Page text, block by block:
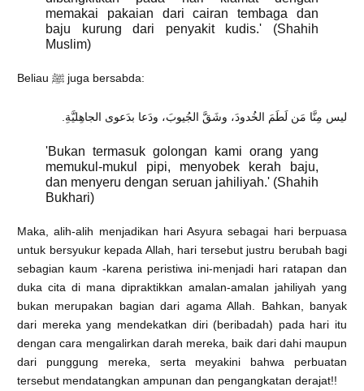
memakai pakaian dari cairan tembaga dan
baju kurung dari penyakit kudis.' (Shahih
Muslim)
Beliau ﷺ juga bersabda:
ليس مِنَّا مَن لَطَمَ الخُدودَ، وشَقَّ الجُيوبَ، ودَعا بدَعوى الجاهِليَّةِ.
'Bukan termasuk golongan kami orang yang
memukul-mukul pipi, menyobek kerah baju,
dan menyeru dengan seruan jahiliyah.' (Shahih
Bukhari)
Maka, alih-alih menjadikan hari Asyura sebagai hari berpuasa
untuk bersyukur kepada Allah, hari tersebut justru berubah bagi
sebagian kaum -karena peristiwa ini-menjadi hari ratapan dan
duka cita di mana dipraktikkan amalan-amalan jahiliyah yang
bukan merupakan bagian dari agama Allah. Bahkan, banyak
dari mereka yang mendekatkan diri (beribadah) pada hari itu
dengan cara mengalirkan darah mereka, baik dari dahi maupun
dari punggung mereka, serta meyakini bahwa perbuatan
tersebut mendatangkan ampunan dan pengangkatan derajat!!